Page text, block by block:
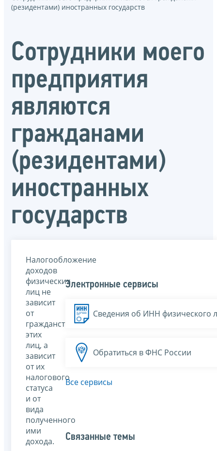
(резидентами) иностранных государств
Сотрудники моего
предприятия
являются
гражданами
(резидентами)
иностранных
государств
Налогообложение
доходов
физических
лиц не
зависит
от
гражданства
этих
лиц, а
зависит
от их
налогового
статуса
и от
вида
полученного
ими
дохода.
Электронные сервисы
Сведения об ИНН физического
Обратиться в ФНС России
Все сервисы
Связанные темы